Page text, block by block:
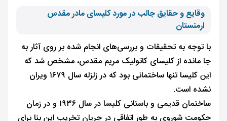
وقایع و حقایق جالب در مورد کلیسای مادر مقدس
ارمنستان
با توجه به تحقیقات و بررسی‌های انجام شده بر روی آثار به
جا مانده از کلیسای کاتولیک مریم مقدس، مشخص شد که
این کلیسا تنها ساختمانی بود که در زلزله سال ۱۶۷۹ ویران
نشده است.
ساختمان قدیمی و باستانی کلیسا در سال ۱۹۳۶ و در زمان
حکومت شوروی به طور اتفاقی در جریان تخریب این بنا برای